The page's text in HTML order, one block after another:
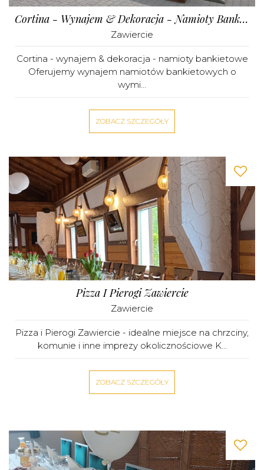
Cortina - Wynajem & Dekoracja - Namioty Bankietowe
Zawiercie
Cortina - wynajem & dekoracja - namioty bankietowe
Oferujemy wynajem namiotów bankietowych o
wymi...
ZOBACZ SZCZEGÓŁY
Pizza I Pierogi Zawiercie
Zawiercie
Pizza i Pierogi Zawiercie - idealne miejsce na chrzciny,
komunie i inne imprezy okolicznościowe K...
ZOBACZ SZCZEGÓŁY